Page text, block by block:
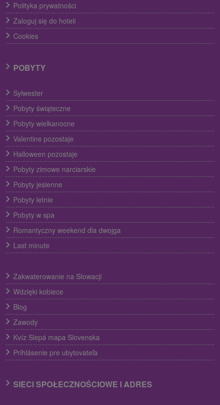
Polityka prywatności
Zaloguj się do hoteli
Cookies
POBYTY
Sylwester
Pobyty świąteczne
Pobyty wielkanocne
Valentine pozostaje
Halloween pozostaje
Pobyty zimowe narciarskie
Pobyty jesienne
Pobyty letnie
Pobyty w spa
Romantyczny weekend dla dwojga
Last minute
Zakwaterowanie na Słowacji
Wdzięki kobiece
Blog
Zawody
Kvíz Slepá mapa Slovenska
Prihlásenie pre ubytovateľa
SIECI SPOŁECZNOŚCIOWE I ADRES